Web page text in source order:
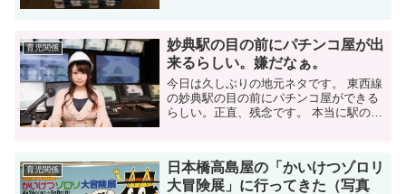
いて紹介しまし...
育児関係
妙典駅の目の前にパチンコ屋が出
来るらしい。嫌だなぁ。
今日は久しぶりの地元ネタです。 東西線
の妙典駅の目の前にパチンコ屋ができる
らしい。正直、残念です。 本当に駅の目
でいます。これまでも行徳のパンケー
キ...
育児関係
日本橋高島屋の「かいけつゾロリ
大冒険展」に行ってきた（写真